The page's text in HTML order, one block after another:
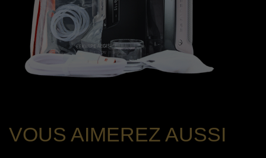
VOUS AIMEREZ AUSSI